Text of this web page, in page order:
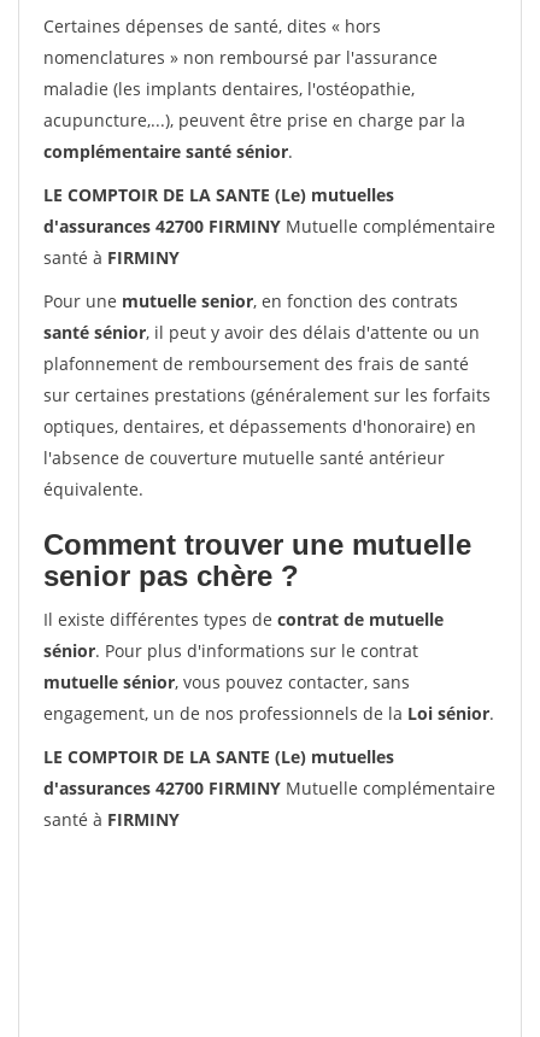
Certaines dépenses de santé, dites « hors
nomenclatures » non remboursé par l'assurance
maladie (les implants dentaires, l'ostéopathie,
acupuncture,...), peuvent être prise en charge par la
complémentaire santé sénior.
LE COMPTOIR DE LA SANTE (Le) mutuelles
d'assurances 42700 FIRMINY Mutuelle complémentaire
santé à FIRMINY
Pour une mutuelle senior, en fonction des contrats
santé sénior, il peut y avoir des délais d'attente ou un
plafonnement de remboursement des frais de santé
sur certaines prestations (généralement sur les forfaits
optiques, dentaires, et dépassements d'honoraire) en
l'absence de couverture mutuelle santé antérieur
équivalente.
Comment trouver une mutuelle
senior pas chère ?
Il existe différentes types de contrat de mutuelle
sénior. Pour plus d'informations sur le contrat
mutuelle sénior, vous pouvez contacter, sans
engagement, un de nos professionnels de la Loi sénior.
LE COMPTOIR DE LA SANTE (Le) mutuelles
d'assurances 42700 FIRMINY Mutuelle complémentaire
santé à FIRMINY